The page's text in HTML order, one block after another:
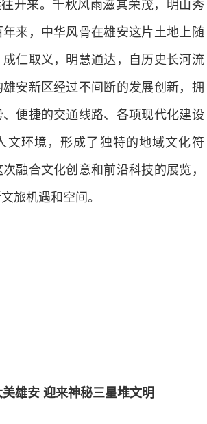
开来。千秋风雨滋其荣茂，明山秀
来，中华风骨在雄安这片土地上随
仁取义，明慧通达，自历史长河流
安新区经过不间断的发展创新，拥
便捷的交通线路、各项现代化建设
文环境，形成了独特的地域文化符
融合文化创意和前沿科技的展览，
旅机遇和空间。
美雄安迎来神秘三星堆文明